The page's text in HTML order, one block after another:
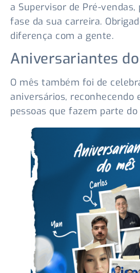
a Supervisor de Pré-vendas,
fase da sua carreira.
diferença com a gente.
Aniversariantes
O mês também foi de
aniversários, reconhecendo
pessoas que fazem parte do